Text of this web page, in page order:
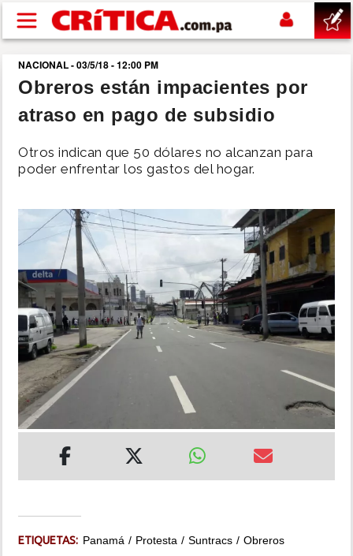
Pasar al contenido principal
buscar
SUCESOS
NACIONAL
SHOW
DEPORTES
MUNDO
INSÓLITAS
MULTIMEDIA
NACIONAL - 03/5/18 - 12:00 PM
Obreros están impacientes por
atraso en pago de subsidio
Otros indican que 50 dólares no alcanzan para
poder enfrentar los gastos del hogar.
ETIQUETAS: Panamá Protesta Suntracs Obreros